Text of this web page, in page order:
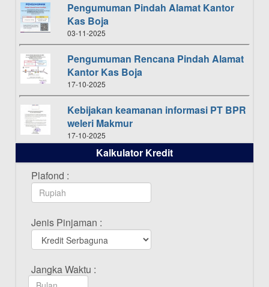
Pengumuman Pindah Alamat Kantor
Kas Boja
03-11-2025
Pengumuman Rencana Pindah Alamat
Kantor Kas Boja
17-10-2025
Kebijakan keamanan informasi PT BPR
weleri Makmur
17-10-2025
Daftar Pemenang Undian TAMASHA
Bulan Oktober 2025
16-10-2025
Bulan September 2025
20-09-2025
Daftar Pemenang Undian TAMASHA
Bulan Agustus 2025
Kalkulator Kredit
Plafond :
Jenis Pinjaman :
Jangka Waktu :